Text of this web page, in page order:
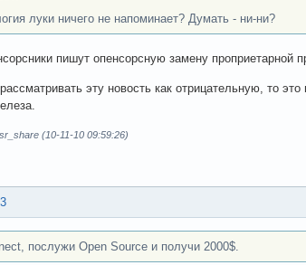
луки ничего не напоминает? Думать - ни-ни?
пишут опенсорсную замену проприетарной
эту новость как отрицательную, то
(10-11-10 09:59:26)
послужи Open Source и получи 2000$.